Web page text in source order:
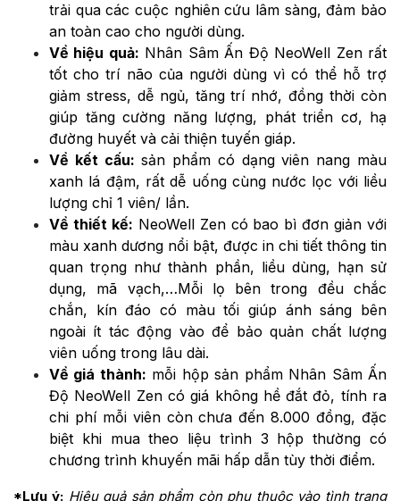
trải qua các cuộc nghiên cứu lâm sàng, đảm bảo
an toàn cao cho người dùng.
Về hiệu quả: Nhân Sâm Ấn Độ NeoWell Zen rất
tốt cho trí não của người dùng vì có thể hỗ trợ
giảm stress, dễ ngủ, tăng trí nhớ, đồng thời còn
giúp tăng cường năng lượng, phát triển cơ, hạ
đường huyết và cải thiện tuyến giáp.
Về kết cấu: sản phẩm có dạng viên nang màu
xanh lá đậm, rất dễ uống cùng nước lọc với liều
lượng chỉ 1 viên/ lần.
Về thiết kế: NeoWell Zen có bao bì đơn giản với
màu xanh dương nổi bật, được in chi tiết thông tin
quan trọng như thành phần, liều dùng, hạn sử
dụng, mã vạch,…Mỗi lọ bên trong đều chắc
chắn, kín đáo có màu tối giúp ánh sáng bên
ngoài ít tác động vào để bảo quản chất lượng
viên uống trong lâu dài.
Về giá thành: mỗi hộp sản phẩm Nhân Sâm Ấn
Độ NeoWell Zen có giá không hề đắt đỏ, tính ra
chi phí mỗi viên còn chưa đến 8.000 đồng, đặc
biệt khi mua theo liệu trình 3 hộp thường có
chương trình khuyến mãi hấp dẫn tùy thời điểm.
*Lưu ý: Hiệu quả sản phẩm còn phụ thuộc vào tình trạng